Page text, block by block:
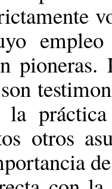
pioneras.
la
otros